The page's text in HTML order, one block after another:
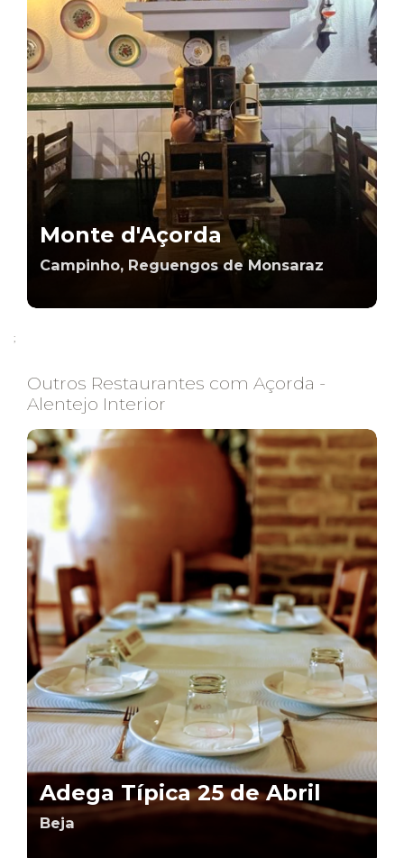
Monte d'Açorda
Campinho, Reguengos de Monsaraz
;
Outros Restaurantes com Açorda -
Alentejo Interior
Adega Típica 25 de Abril
Beja